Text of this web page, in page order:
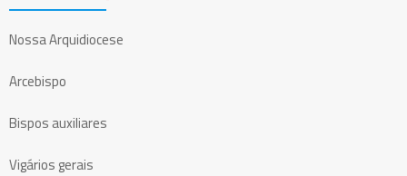
Nossa Arquidiocese
Arcebispo
Bispos auxiliares
Vigários gerais